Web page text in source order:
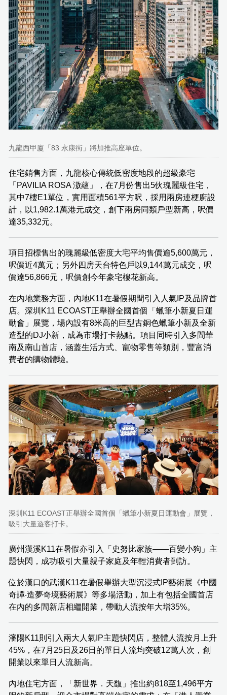
九龍西甲廈「83 永康街」將加推高座單位。
住宅銷售方面，九龍核心傳統低密度地段的超級豪宅
「PAVILIA ROSA 滶蘊」，在7月份售出5伙瑰麗級住宅，
其中7樓E1單位，實用面積561平方呎，採用兩房連梗廚設
計，以1,982.1萬港元成交，創下兩房同類戶型新高，呎價
達35,332元。
項目招標售出的瑰麗級低密度大宅平均售價逾5,600萬元，
呎價近4萬元；另外四房天台特色戶以9,144萬元成交，呎
價達56,866元，呎價創今年豪宅樓花新高。
在內地業務方面，內地K11在暑假期間引入人氣IP及品牌首
店。深圳K11 ECOAST正舉辦全國首個「蠟筆小新夏日運
動會」展覽，場內設有8米高的巨型古銅色蠟筆小新及全新
造型的DJ小新，成為市場打卡熱點。項目同時引入多間華
南及南山首店，涵蓋生活方式、寵物零售等類別，豐富消
費者的購物體驗。
深圳K11 ECOAST正舉辦全國首個「蠟筆小新夏日運動會」展覽，
吸引大量遊客打卡。
廣州漢溪K11在暑假亦引入「史努比家族——百變小狗」主
題快閃，成功吸引大量親子家庭及年輕消費者到訪。
位於漢口的武漢K11在暑假舉辦大型沉浸式IP藝術展《中國
奇譚‧造夢奇境藝術展》等多場活動，加上有包括全國首店
在內的多間新店相繼開業，帶動人流按年大增35%。
瀋陽K11則引入兩大人氣IP主題快閃店，整體人流按月上升
45%，在7月25日及26日的單日人流均突破12萬人次，創
開業以來單日人流新高。
內地住宅方面，「新世界．天馥」推出約818至1,496平方